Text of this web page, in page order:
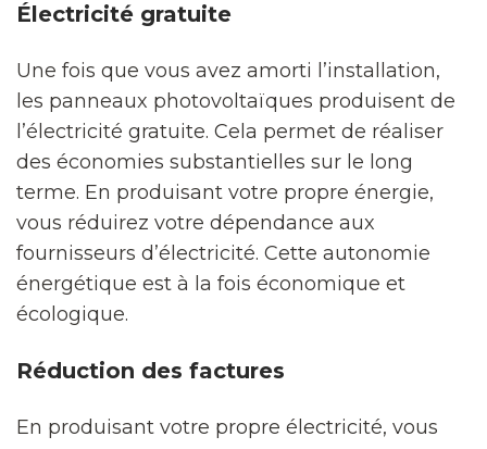
Électricité gratuite
Une fois que vous avez amorti l’installation,
les panneaux photovoltaïques produisent de
l’électricité gratuite. Cela permet de réaliser
des économies substantielles sur le long
terme. En produisant votre propre énergie,
vous réduirez votre dépendance aux
fournisseurs d’électricité. Cette autonomie
énergétique est à la fois économique et
écologique.
Réduction des factures
En produisant votre propre électricité, vous